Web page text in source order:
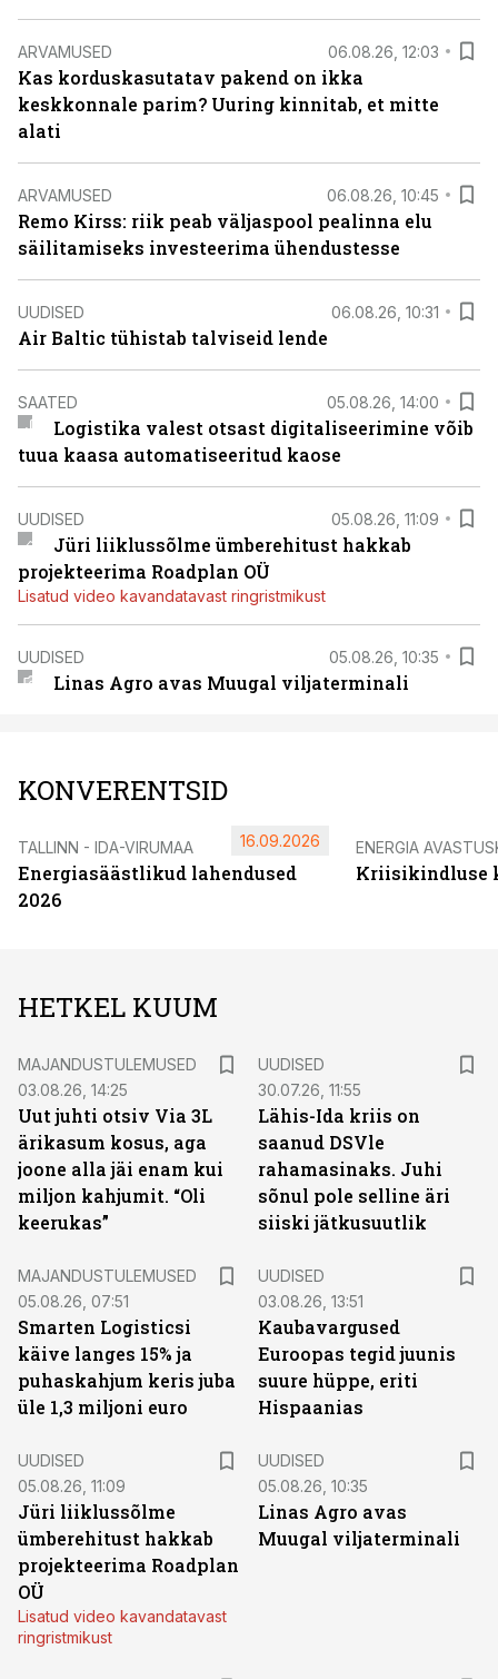
ARVAMUSED 06.08.26, 12:03
Kas korduskasutatav pakend on ikka
keskkonnale parim? Uuring kinnitab, et mitte
alati
ARVAMUSED 06.08.26, 10:45
Remo Kirss: riik peab väljaspool pealinna elu
säilitamiseks investeerima ühendustesse
UUDISED 06.08.26, 10:31
Air Baltic tühistab talviseid lende
SAATED 05.08.26, 14:00
Logistika valest otsast digitaliseerimine võib
tuua kaasa automatiseeritud kaose
UUDISED 05.08.26, 11:09
Jüri liiklussõlme ümberehitust hakkab
projekteerima Roadplan OÜ
Lisatud video kavandatavast ringristmikust
UUDISED 05.08.26, 10:35
Linas Agro avas Muugal viljaterminali
KONVERENTSID
TALLINN - IDA-VIRUMAA
Energiasäästlikud lahendused
2026
16.09.2026 ENERGIA
Kriisikindluse
HETKEL KUUM
MAJANDUSTULEMUSED
03.08.26, 14:25
Uut juhti otsiv Via 3L
ärikasum kosus, aga
joone alla jäi enam kui
miljon kahjumit. “Oli
keerukas”
UUDISED
30.07.26, 11:55
Lähis-Ida kriis on
saanud DSVle
rahamasinaks. Juhi
sõnul pole selline äri
siiski jätkusuutlik
MAJANDUSTULEMUSED
05.08.26, 07:51
Smarten Logisticsi
käive langes 15% ja
puhaskahjum keris juba
üle 1,3 miljoni euro
UUDISED
03.08.26, 13:51
Kaubavargused
Euroopas tegid juunis
suure hüppe, eriti
Hispaanias
UUDISED
05.08.26, 11:09
Jüri liiklussõlme
ümberehitust hakkab
projekteerima Roadplan
OÜ
Lisatud video kavandatavast
ringristmikust
UUDISED
05.08.26, 10:35
Linas Agro avas
Muugal viljaterminali